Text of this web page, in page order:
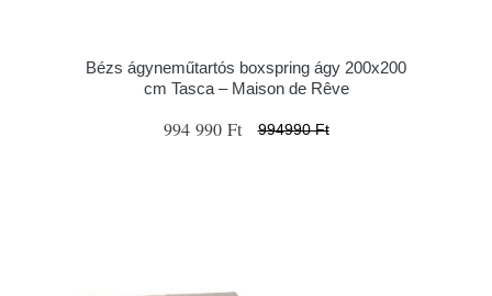
Bézs ágyneműtartós boxspring ágy 200x200
cm Tasca – Maison de Rêve
994 990 Ft 994990 Ft